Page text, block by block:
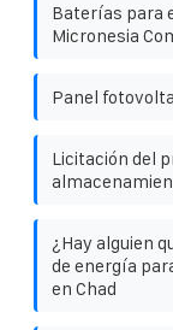
Baterías para
Micronesia
Panel
Licitación del
¿Hay alguien
de energía
en Chad